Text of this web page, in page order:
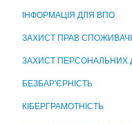
ІНФОРМАЦІЯ ДЛЯ ВПО
ЗАХИСТ ПРАВ
ЗАХИСТ ПЕРСОНАЛЬНИХ
БЕЗБАР'ЄРНІСТЬ
КІБЕРГРАМОТНІСТЬ